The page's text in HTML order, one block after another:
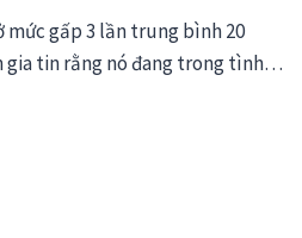
gấp 3 lần trung bình 20
gia tin rằng nó đang trong tình…